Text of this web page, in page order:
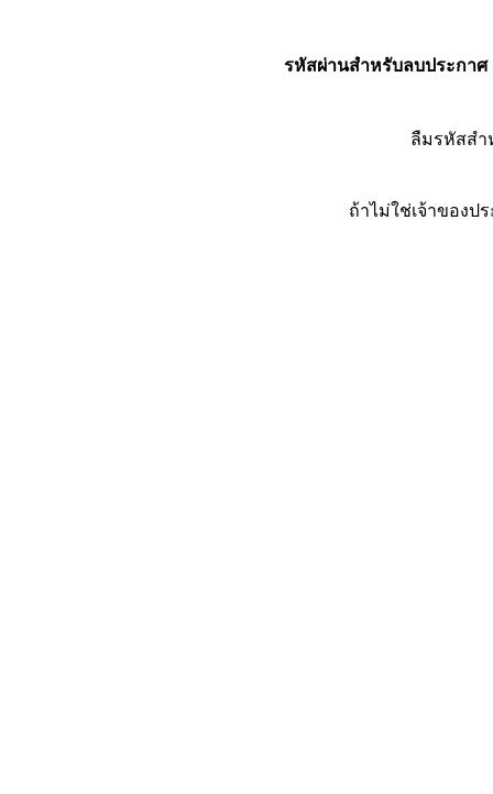
รหัสผ่านสำหรับลบประกาศ
ลืมรหัสส
ถ้าไม่ใช่เจ้าของป